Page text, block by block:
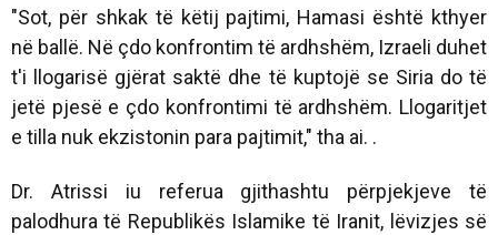
"Sot, për shkak të këtij pajtimi, Hamasi është kthyer
në ballë. Në çdo konfrontim të ardhshëm, Izraeli duhet
t'i llogarisë gjërat saktë dhe të kuptojë se Siria do të
jetë pjesë e çdo konfrontimi të ardhshëm. Llogaritjet
e tilla nuk ekzistonin para pajtimit," tha ai. .
Dr. Atrissi iu referua gjithashtu përpjekjeve të
palodhura të Republikës Islamike të Iranit, lëvizjes së